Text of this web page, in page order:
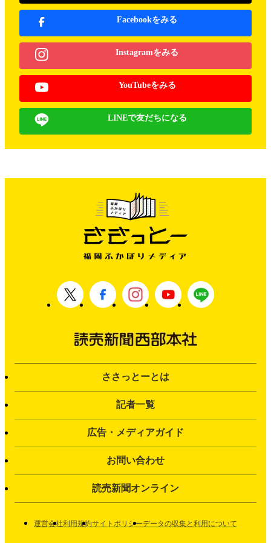
Facebookをみる
Instagramをみる
YouTubeをみる
LINEで友だちになる
ささっとーとは
記者一覧
広告・メディアガイド
お問い合わせ
読売新聞オンライン
運営会社利用規約サイトポリシーデータの収集と利用について